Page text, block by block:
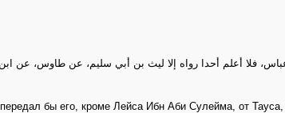
فلا أعلم أحدا رواه إلا ليث بن أبي سليم، عن طاوس،
бы его, кроме Лейса Ибн Аби Сулейма, от